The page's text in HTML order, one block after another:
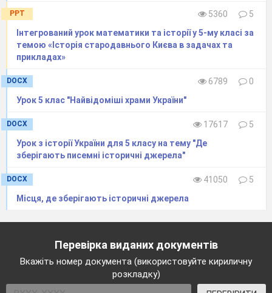
PPT 5360
5
Інтегрований урок математики та історії у 5-му класі за
темою «Історія стародавнього Києва в задачах та
прикладах»
DOCX 6789
0
Урок 5 клас "Найвідоміші храми України"
DOCX 17617
5
Урок з історії України для 5 класу на тему "Де
зберігають писемні історичні джерела"
DOCX 41050
5
Місця, де зберігають історичні джерела
Перевірка виданих документів
Вкажіть номер документа (використовуйте кириличну
розкладку)